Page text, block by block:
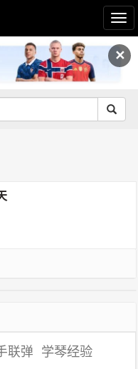
✕
联弹 学琴经验